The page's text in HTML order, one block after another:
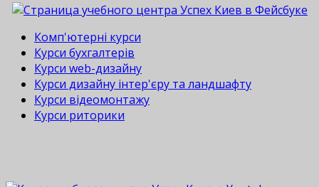
Комп'ютерні курси
Курси бухгалтерів
Курси web-дизайну
Курси дизайну інтер'єру та ландшафту
Курси відеомонтажу
Курси риторики